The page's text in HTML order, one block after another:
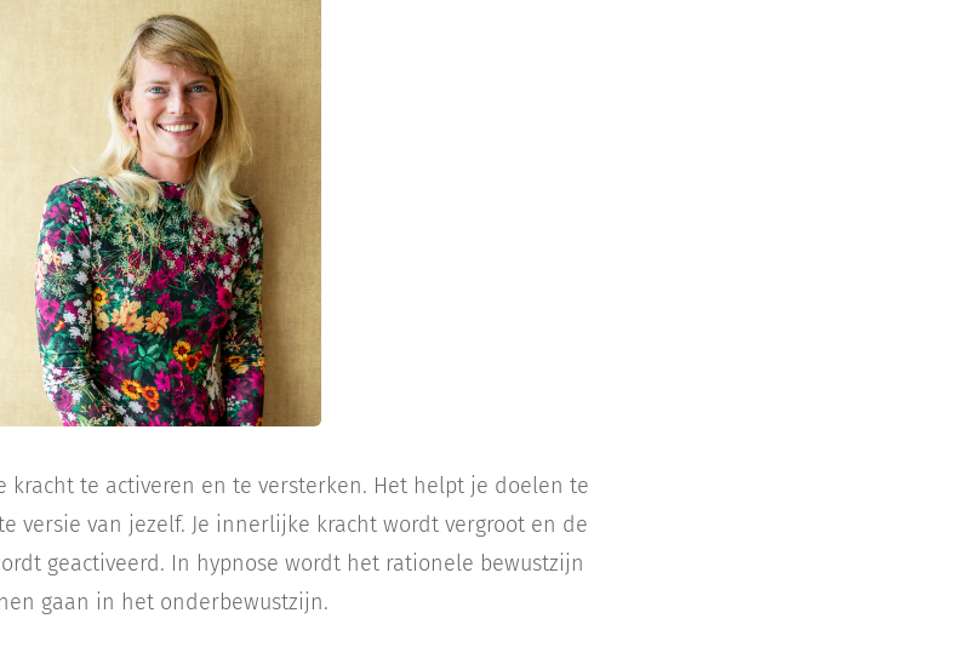
kracht te activeren en te versterken. Het helpt je doelen te
versie van jezelf. Je innerlijke kracht wordt vergroot en de
geactiveerd. In hypnose wordt het rationele bewustzijn
gaan in het onderbewustzijn.